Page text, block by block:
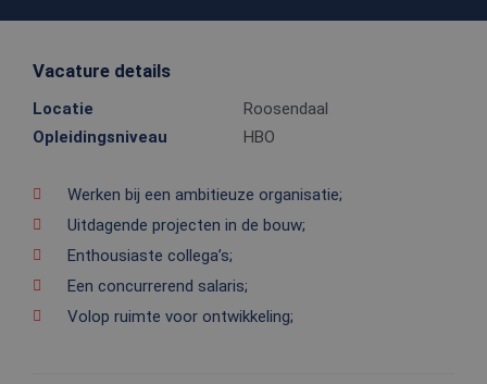
Vacature details
Locatie
Roosendaal
Opleidingsniveau
HBO
Werken bij een ambitieuze organisatie;
Uitdagende projecten in de bouw;
Enthousiaste collega’s;
Een concurrerend salaris;
Volop ruimte voor ontwikkeling;